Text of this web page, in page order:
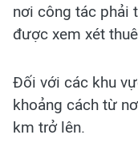
nơi công tác phải
được xem xét
Đối với các khu
khoảng cách từ
km trở lên.